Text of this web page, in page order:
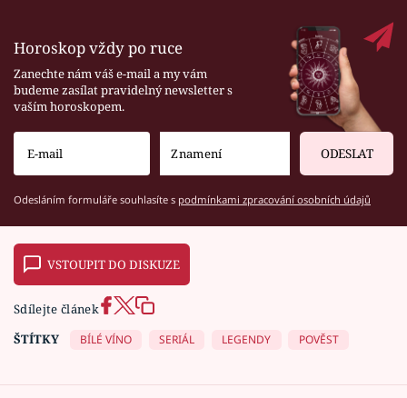
Horoskop vždy po ruce
Zanechte nám váš e-mail a my vám
budeme zasílat pravidelný newsletter s
vaším horoskopem.
ODESLAT
Odesláním formuláře souhlasíte s podmínkami zpracování osobních údajů
VSTOUPIT DO DISKUZE
Sdílejte článek
ŠTÍTKY
BÍLÉ VÍNO SERIÁL LEGENDY POVĚST